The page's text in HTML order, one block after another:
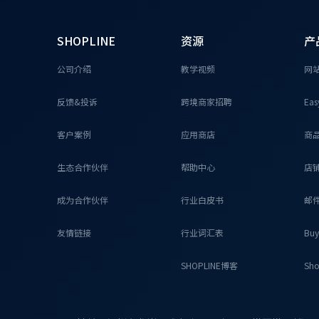
SHOPLINE
公司介绍
反馈&投诉
客户案例
生态合作伙伴
成为合作伙伴
友情链接
资源
教学视频
跨境商家招聘
应用商店
帮助中心
行业白皮书
行业词汇表
SHOPLINE博客
产
网
商
店
邮